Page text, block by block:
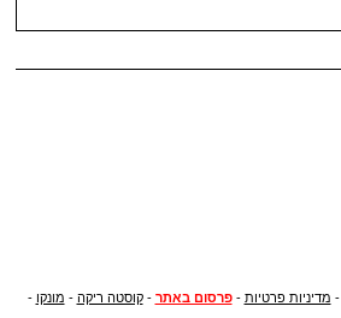
- מדיניות פרטיות -פרסום באתר -קוסטה ריקה - מונקו -